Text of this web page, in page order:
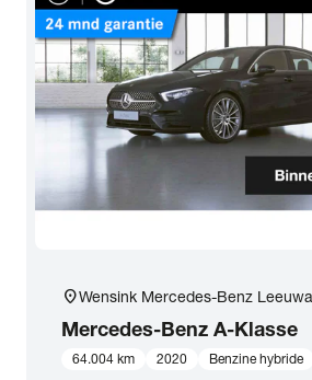
location_onWensink Mercedes-Benz
Mercedes-Benz A-Klasse
64.004 km 2020 Benzine hybride